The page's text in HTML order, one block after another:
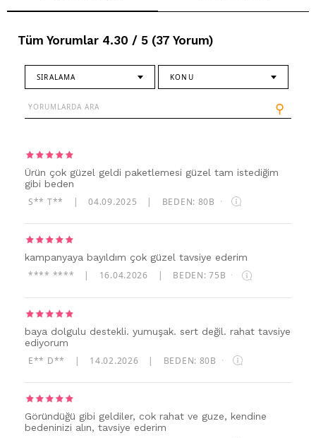
Tüm Yorumlar 4.30 / 5 (37 Yorum)
SIRALAMA KONU
⚲
Ürün çok güzel geldi paketlemesi güzel tam istediğim
gibi beden
S** T** | 04.09.2025 | BEDEN: 80B ·
kampanyaya bayıldım çok güzel tavsiye ederim
**** **** | 16.04.2026 | BEDEN: 75B ·
baya dolgulu destekli. yumuşak. sert değil. rahat tavsiye
ediyorum
E** D** | 14.02.2026 | BEDEN: 80B ·
Göründüğü gibi geldiler, cok rahat ve guze, kendine
bedeninizi alın, tavsiye ederim